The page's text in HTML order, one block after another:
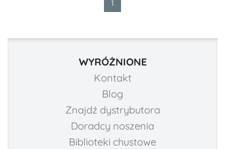
1
WYRÓŻNIONE
Kontakt
Blog
Znajdź dystrybutora
Doradcy noszenia
Biblioteki chustowe